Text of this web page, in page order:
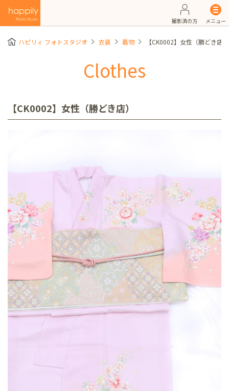
撮影済の方 メニュー
ハピリィ フォトスタジオ 衣装 着物 【CK0002】女性（勝どき店）
Clothes
【CK0002】女性（勝どき店）